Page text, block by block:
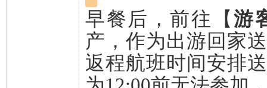
早餐后，前往【游
产，作为出游回家
返程航班时间安排